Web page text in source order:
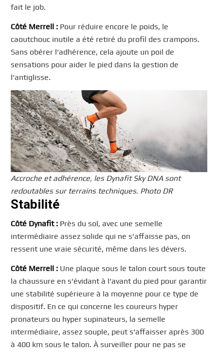
fait le job.
Côté Merrell : Pour réduire encore le poids, le
caoutchouc inutile a été retiré du profil des crampons.
Sans obérer l’adhérence, cela ajoute un poil de
sensations pour aider le pied dans la gestion de
l’antiglisse.
Accroche et adhérence, les Dynafit Sky DNA sont
redoutables sur terrains techniques. Photo DR
Stabilité
Côté Dynafit : Près du sol, avec une semelle
intermédiaire assez solide qui ne s’affaisse pas, on
ressent une vraie sécurité, même dans les dévers.
Côté Merrell : Une plaque sous le talon court sous toute
la chaussure en s’évidant à l’avant du pied pour garantir
une stabilité supérieure à la moyenne pour ce type de
dispositif. En ce qui concerne les coureurs hyper
pronateurs ou hyper supinateurs, la semelle
intermédiaire, assez souple, peut s’affaisser après 300
à 400 km sous le talon. À surveiller pour ne pas se